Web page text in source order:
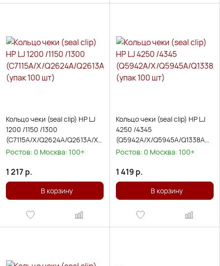
Кольцо чеки (seal clip) HP LJ
1200 /1150 /1300
(C7115A/X/Q2624A/Q2613A/X)
(упак 100 шт)
Ростов: 0 Москва: 100+
1 217 р.
В корзину
Кольцо чеки (seal clip) HP LJ
4250 /4345
(Q5942A/X/Q5945A/
(упак 100 шт)
Ростов: 0 Москва: 100+
1 419 р.
В корзину